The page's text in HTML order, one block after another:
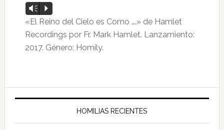
Reproductor
de
audio
Vm P
«El Reino del Cielo es Como ….» de Hamlet
Recordings por Fr. Mark Hamlet. Lanzamiento:
2017. Género: Homily.
HOMILIAS RECIENTES